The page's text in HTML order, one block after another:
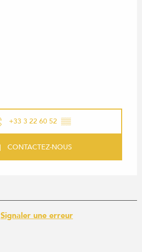
+33 3 22 60 52 ▒▒
CONTACTEZ-NOUS
Signaler une erreur